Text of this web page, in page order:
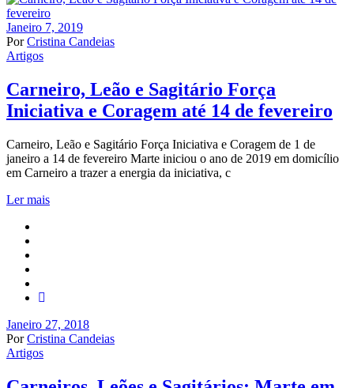
Janeiro 7, 2019
Por Cristina Candeias
Artigos
Carneiro, Leão e Sagitário Força
Iniciativa e Coragem até 14 de fevereiro
Carneiro, Leão e Sagitário Força Iniciativa e Coragem de 1 de
janeiro a 14 de fevereiro Marte iniciou o ano de 2019 em domicílio
em Carneiro a trazer a energia da iniciativa, c
Ler mais
Janeiro 27, 2018
Por Cristina Candeias
Artigos